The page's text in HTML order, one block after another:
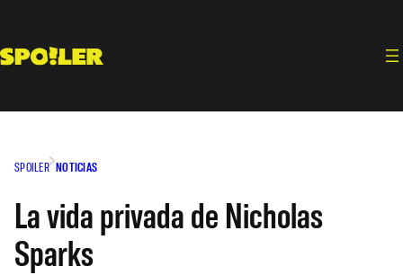
contenido
SPOILER NOTICIAS
La vida privada de Nicholas
Sparks